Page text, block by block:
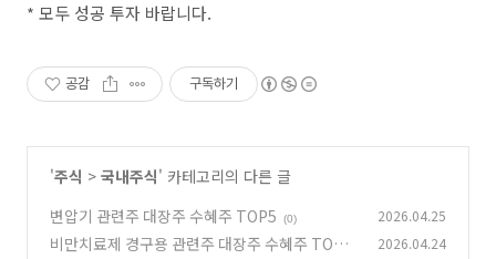
* 모두 성공 투자 바랍니다.
공감 구독하기
'주식 > 국내주식' 카테고리의 다른 글
변압기 관련주 대장주 수혜주 TOP5
(0) 2026.04.25
비만치료제 경구용 관련주 대장주 수혜주 TOP5 2026.04.24